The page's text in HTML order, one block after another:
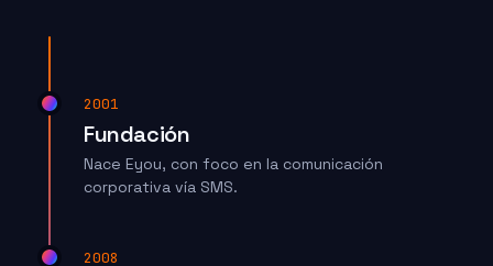
2001
Fundación
Nace Eyou, con foco en la comunicación
corporativa vía SMS.
2008